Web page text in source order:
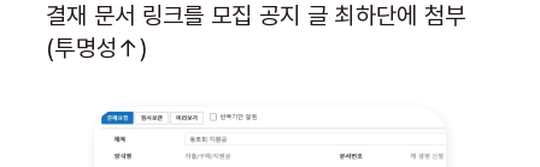
결재 문서 링크를 모집 공지 글 최하단에 첨부
(투명성↑)